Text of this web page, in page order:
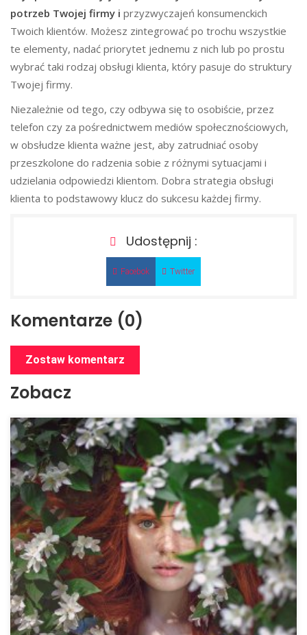
potrzeb Twojej firmy i przyzwyczajeń konsumenckich
Twoich klientów. Możesz zintegrować po trochu wszystkie
te elementy, nadać priorytet jednemu z nich lub po prostu
wybrać taki rodzaj obsługi klienta, który pasuje do struktury
Twojej firmy.
Niezależnie od tego, czy odbywa się to osobiście, przez
telefon czy za pośrednictwem mediów społecznościowych,
w obsłudze klienta ważne jest, aby zatrudniać osoby
przeszkolone do radzenia sobie z różnymi sytuacjami i
udzielania odpowiedzi klientom. Dobra strategia obsługi
klienta to podstawowy klucz do sukcesu każdej firmy.
Udostępnij :
Facebok Twitter
Komentarze (0)
Zostaw komentarz
Zobacz